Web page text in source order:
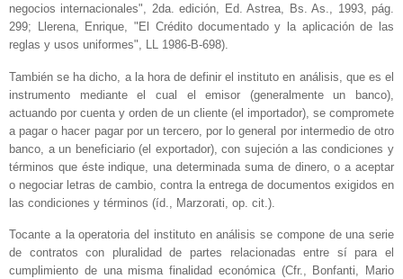
negocios internacionales", 2da. edición, Ed. Astrea, Bs. As., 1993, pág.
299; Llerena, Enrique, "El Crédito documentado y la aplicación de las
reglas y usos uniformes", LL 1986-B-698).
También se ha dicho, a la hora de definir el instituto en análisis, que es el
instrumento mediante el cual el emisor (generalmente un banco),
actuando por cuenta y orden de un cliente (el importador), se compromete
a pagar o hacer pagar por un tercero, por lo general por intermedio de otro
banco, a un beneficiario (el exportador), con sujeción a las condiciones y
términos que éste indique, una determinada suma de dinero, o a aceptar
o negociar letras de cambio, contra la entrega de documentos exigidos en
las condiciones y términos (íd., Marzorati, op. cit.).
Tocante a la operatoria del instituto en análisis se compone de una serie
de contratos con pluralidad de partes relacionadas entre sí para el
cumplimiento de una misma finalidad económica (Cfr., Bonfanti, Mario